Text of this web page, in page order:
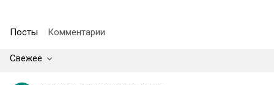
Посты Комментарии
Свежее